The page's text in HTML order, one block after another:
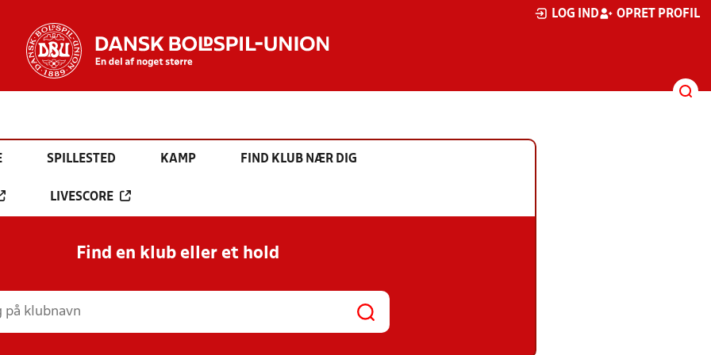
LOG IND OPRET PROFIL
SPILLESTED KAMP FIND KLUB NÆR DIG
LIVESCORE
Find en klub eller et hold